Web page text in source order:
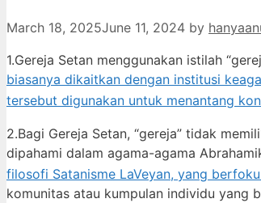
March 18, 2025June 11, 2024 by
1.Gereja Setan menggunakan istilah
biasanya dikaitkan dengan institusi
tersebut digunakan untuk menantang
2.Bagi Gereja Setan, “gereja” tidak
dipahami dalam agama-agama
filosofi Satanisme LaVeyan, yang
komunitas atau kumpulan individu yang